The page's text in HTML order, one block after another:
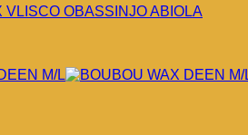
VLISCO OBASSINJO ABIOLA